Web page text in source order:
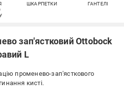
ШКАРПЕТКИ ГАНТЕЛІ
зап'ястковий Ottobock
L
променево-зап'ясткового
кисті.